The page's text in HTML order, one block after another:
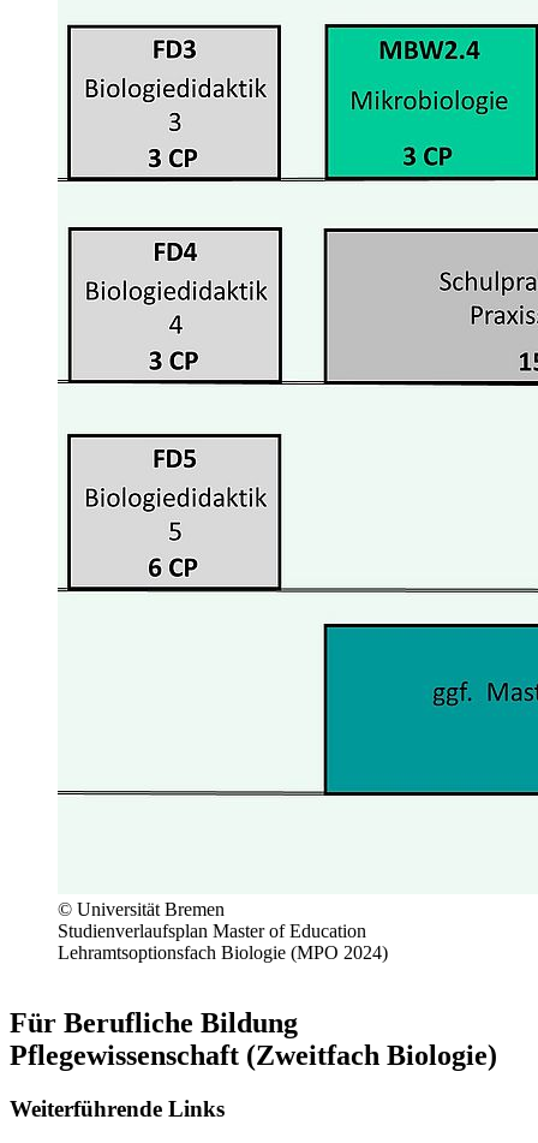
© Universität Bremen
Studienverlaufsplan Master of Education
Lehramtsoptionsfach Biologie (MPO 2024)
Für Berufliche Bildung
Pflegewissenschaft (Zweitfach Biologie)
Weiterführende Links